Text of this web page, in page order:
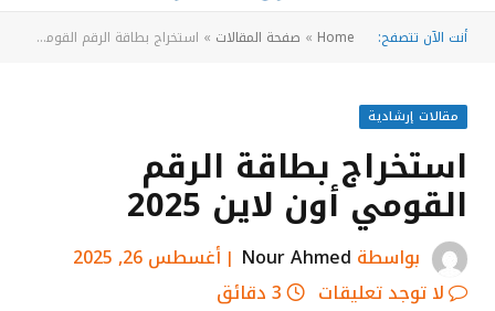
أنت الآن تتصفح: Home
» صفحة المقالات » استخراج بطاقة الرقم القومي أون لاين 2025
مقالات إرشادية
استخراج بطاقة الرقم
القومي أون لاين 2025
بواسطة Nour Ahmed
أغسطس 26, 2025
لا توجد تعليقات
3 دقائق